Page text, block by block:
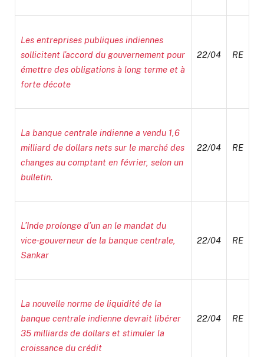
Les entreprises publiques indiennes
sollicitent l’accord du gouvernement pour
émettre des obligations à long terme et à
forte décote
22/04 RE
La banque centrale indienne a vendu 1,6
milliard de dollars nets sur le marché des
changes au comptant en février, selon un
bulletin.
22/04 RE
L’Inde prolonge d’un an le mandat du
vice-gouverneur de la banque centrale,
Sankar
22/04 RE
La nouvelle norme de liquidité de la
banque centrale indienne devrait libérer
35 milliards de dollars et stimuler la
croissance du crédit
22/04 RE